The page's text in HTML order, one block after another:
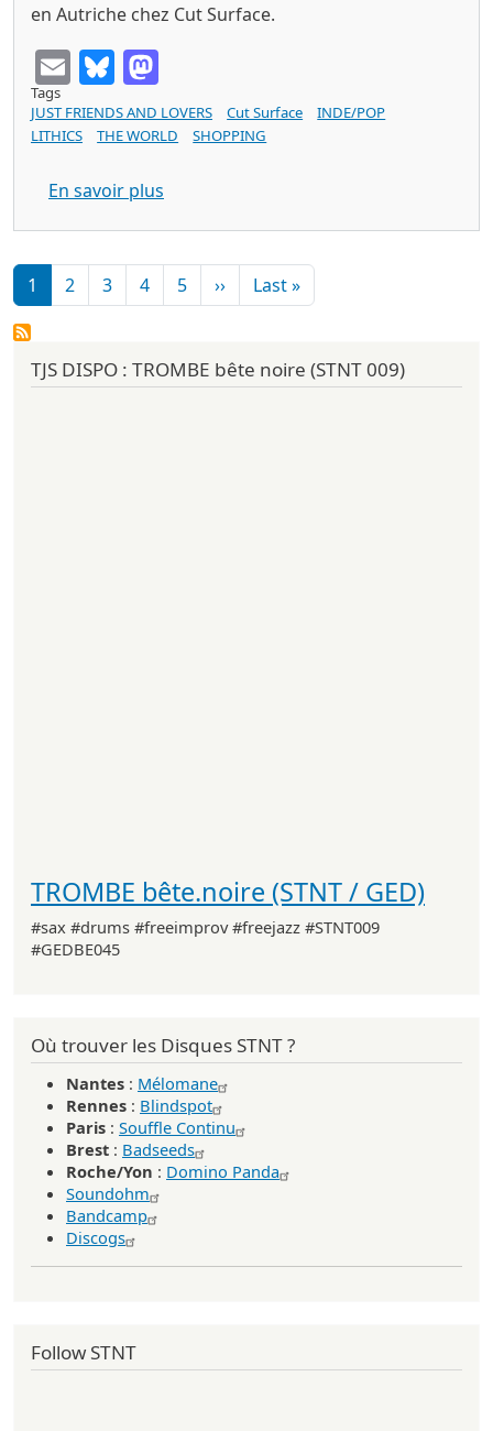
en Autriche chez Cut Surface.
EmailBluesky
Tags
JUST FRIENDS AND LOVERS
Cut Surface
INDE/POP
LITHICS
THE WORLD SHOPPING
En savoir plus
Pagination
1 2 3 4 5 ››Page suivante
Last »Dernière page
TJS DISPO : TROMBE bête noire (STNT 009)
TROMBE bête.noire (STNT / GED)
#sax #drums #freeimprov #freejazz #STNT009
#GEDBE045
Où trouver les Disques STNT ?
Nantes : Mélomane
Rennes : Blindspot
Paris : Souffle Continu
Brest : Badseeds
Roche/Yon : Domino Panda
Soundohm
Bandcamp
Discogs
Follow STNT